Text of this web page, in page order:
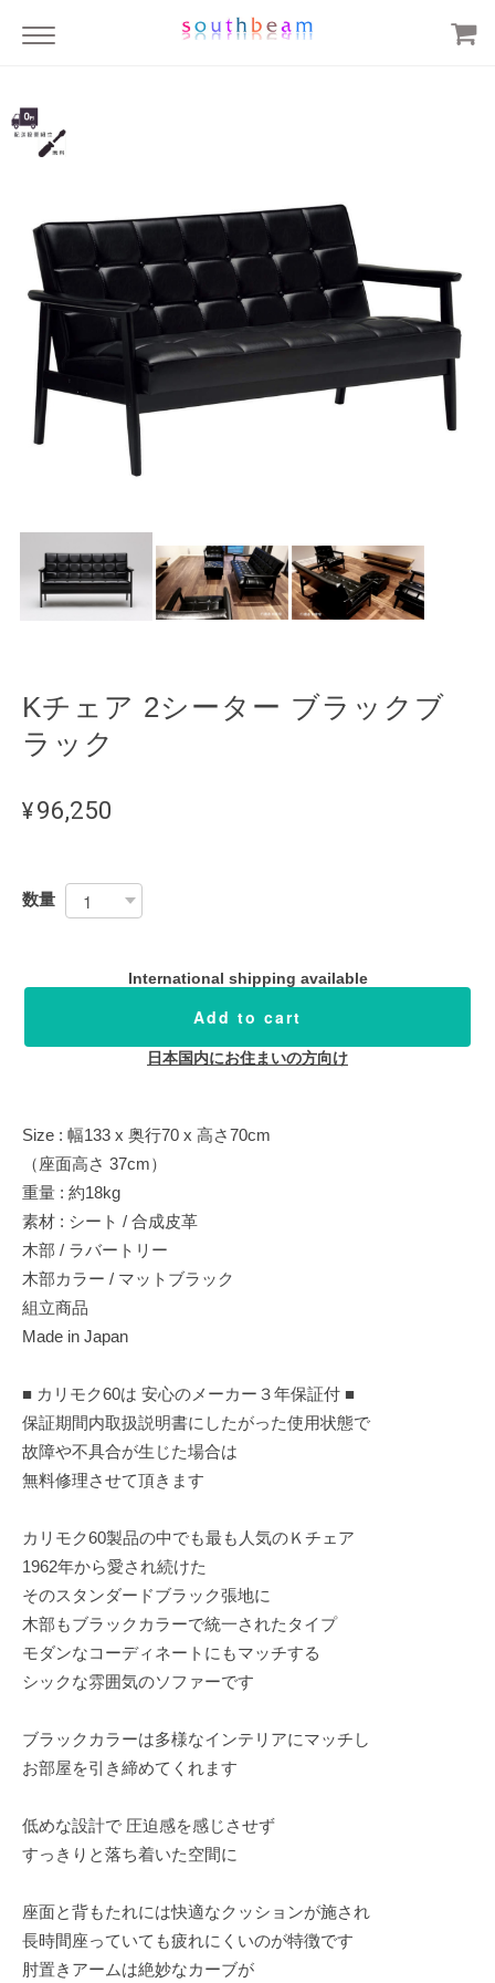
Kチェア 2シーター ブラックブ
ラック
¥96,250
数量
International shipping available
Add to cart
日本国内にお住まいの方向け
Size : 幅133 x 奥行70 x 高さ70cm
（座面高さ 37cm）
重量 : 約18kg
素材 : シート / 合成皮革
木部 / ラバートリー
木部カラー / マットブラック
組立商品
Made in Japan
■ カリモク60は 安心のメーカー３年保証付 ■
保証期間内取扱説明書にしたがった使用状態で
故障や不具合が生じた場合は
無料修理させて頂きます
カリモク60製品の中でも最も人気のＫチェア
1962年から愛され続けた
そのスタンダードブラック張地に
木部もブラックカラーで統一されたタイプ
モダンなコーディネートにもマッチする
シックな雰囲気のソファーです
ブラックカラーは多様なインテリアにマッチし
お部屋を引き締めてくれます
低めな設計で 圧迫感を感じさせず
すっきりと落ち着いた空間に
座面と背もたれには快適なクッションが施され
長時間座っていても疲れにくいのが特徴です
肘置きアームは絶妙なカーブが